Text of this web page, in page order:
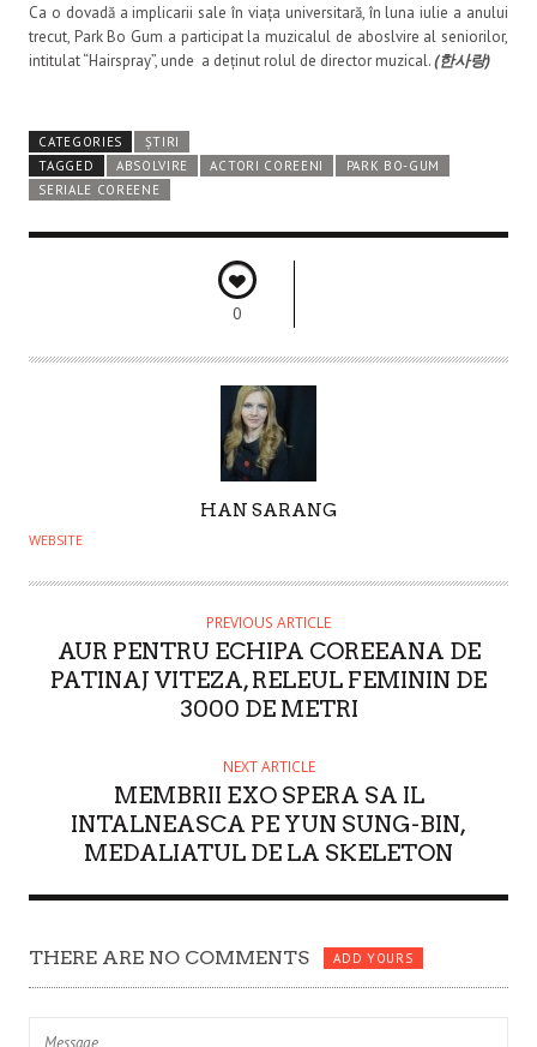
Ca o dovadă a implicarii sale în viața universitară, în luna iulie a anului
trecut, Park Bo Gum a participat la muzicalul de aboslvire al seniorilor,
intitulat “Hairspray”, unde a deținut rolul de director muzical.(한사랑)
CATEGORIES
ȘTIRI
TAGGED
ABSOLVIRE ACTORI COREENI
PARK BO-GUM
SERIALE COREENE
0
U
H
HAN SARANG
WEBSITE
PREVIOUS ARTICLE
AUR PENTRU ECHIPA COREEANA DE
PATINAJ VITEZA, RELEUL FEMININ DE
3000 DE METRI
NEXT ARTICLE
MEMBRII EXO SPERA SA IL
INTALNEASCA PE YUN SUNG-BIN,
MEDALIATUL DE LA SKELETON
THERE ARE NO COMMENTS ADD YOURS